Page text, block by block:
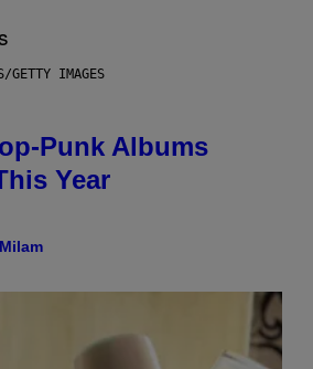
GETTY IMAGES
Punk Albums
Year